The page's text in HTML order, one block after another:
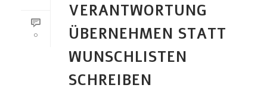
0
VERANTWORTUNG
ÜBERNEHMEN STATT
WUNSCHLISTEN
SCHREIBEN